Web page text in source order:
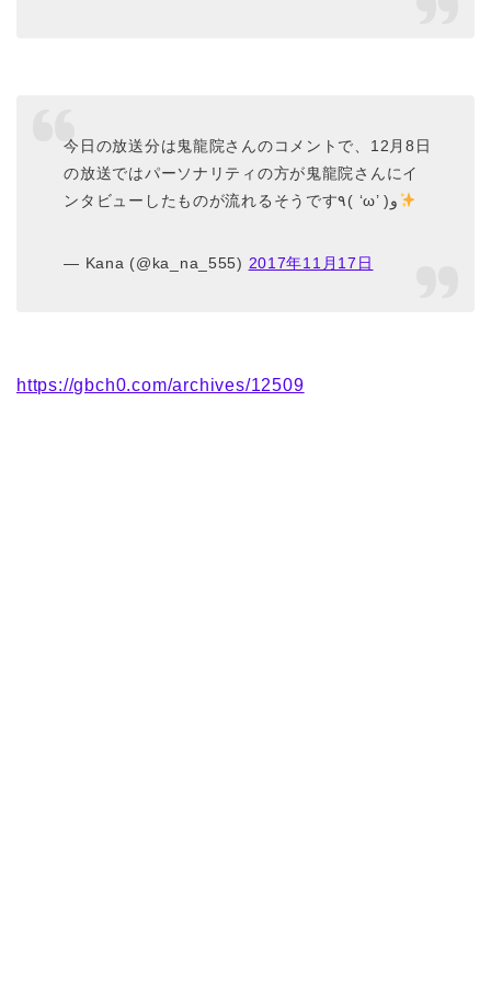
今日の放送分は鬼龍院さんのコメントで、12月8日
の放送ではパーソナリティの方が鬼龍院さんにイ
ンタビューしたものが流れるそうです٩( ‘ω’ )و
— Kana (@ka_na_555) 2017年11月17日
https://gbch0.com/archives/12509